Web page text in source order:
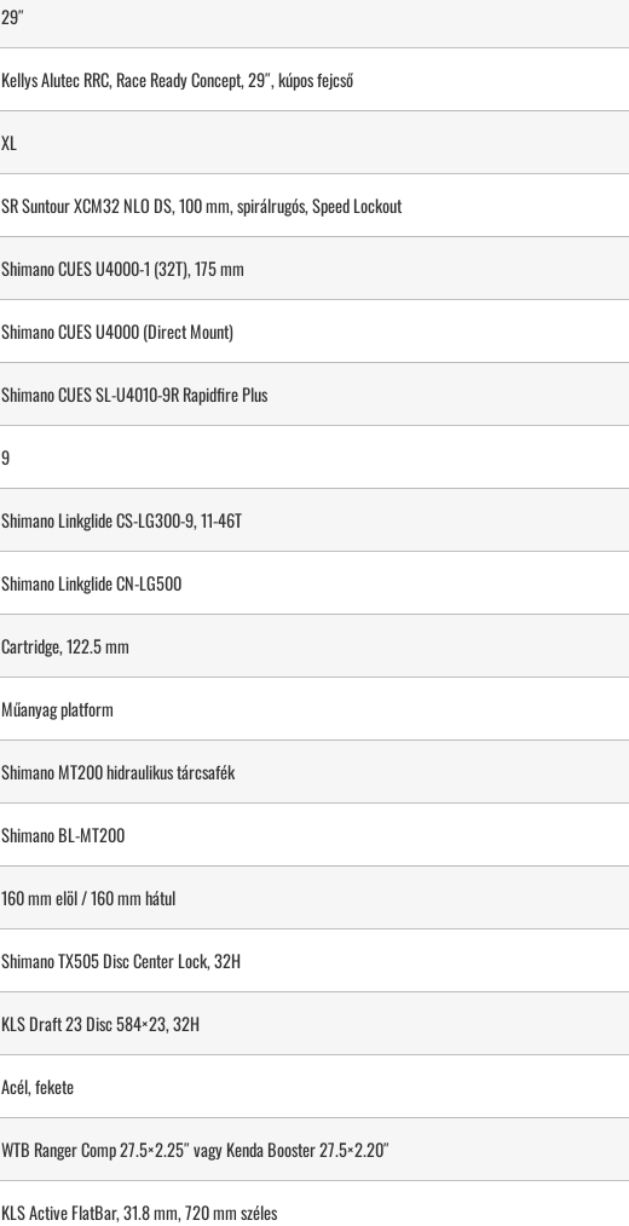
29″
Kellys Alutec RRC, Race Ready Concept, 29″, kúpos fejcső
XL
SR Suntour XCM32 NLO DS, 100 mm, spirálrugós, Speed Lockout
Shimano CUES U4000-1 (32T), 175 mm
Shimano CUES U4000 (Direct Mount)
Shimano CUES SL-U4010-9R Rapidfire Plus
9
Shimano Linkglide CS-LG300-9, 11-46T
Shimano Linkglide CN-LG500
Cartridge, 122.5 mm
Műanyag platform
Shimano MT200 hidraulikus tárcsafék
Shimano BL-MT200
160 mm elöl / 160 mm hátul
Shimano TX505 Disc Center Lock, 32H
KLS Draft 23 Disc 584×23, 32H
Acél, fekete
WTB Ranger Comp 27.5×2.25″ vagy Kenda Booster 27.5×2.20″
KLS Active FlatBar, 31.8 mm, 720 mm széles